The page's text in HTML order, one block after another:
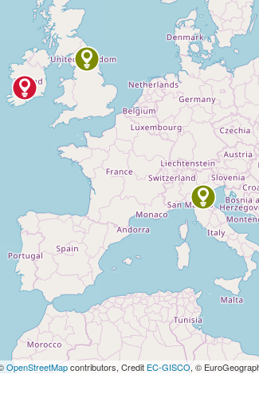
OpenStreetMapcontributors, Credit EC-GISCO, ©